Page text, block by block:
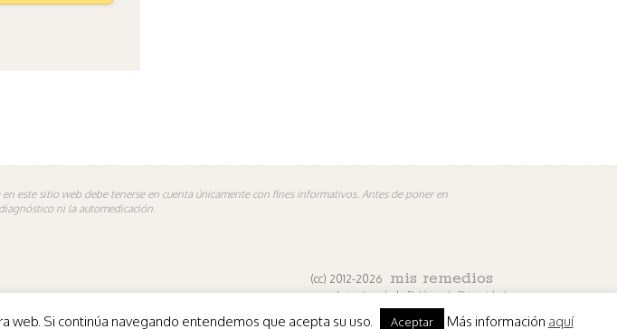
este sitio web debe tenerse en cuenta únicamente con fines informativos. Antes de poner en
ni la automedicación.
(cc) 2012-2026 mis remedios
Aviso Legal | Política de Privacidad
web. Si continúa navegando entendemos que acepta su uso. Aceptar Más información aquí